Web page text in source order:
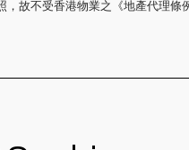
故不受香港物業之《地產代理條